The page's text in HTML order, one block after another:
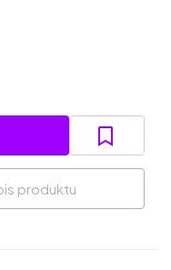
produktu